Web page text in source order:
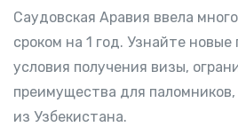
Саудовская Аравия ввела
сроком на 1 год. Узнайте новые
условия получения визы,
преимущества для
из Узбекистана.